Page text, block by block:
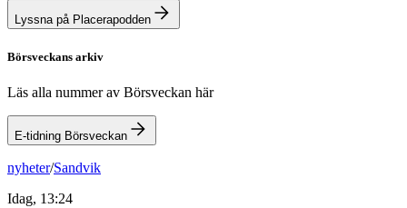
Lyssna på Placerapodden
Börsveckans arkiv
Läs alla nummer av Börsveckan här
E-tidning Börsveckan
nyheter/Sandvik
Idag, 13:24